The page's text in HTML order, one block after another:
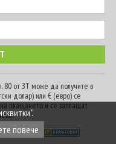
80 от ЗТ може да получите в
долар) или € (евро) се
плащането и се заплащат
повече